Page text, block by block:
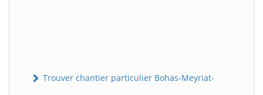
Trouver chantier particulier Bohas-Meyriat-